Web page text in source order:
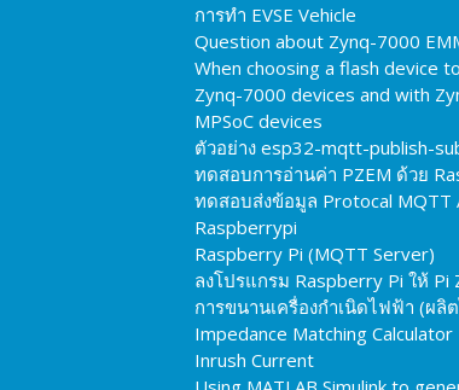
การทำ EVSE Vehicle
Question about Zynq-7000
When choosing a flash device
Zynq-7000 devices and with
MPSoC devices
ตัวอย่าง esp32-mqtt-publish-
ทดสอบการอ่านค่า PZEM ด้วย
ทดสอบส่งข้อมูล Protocal MQTT
Raspberrypi
Raspberry Pi (MQTT Server)
ลงโปรแกรม Raspberry Pi ให้ Pi
การขนานเครื่องกำเนิดไฟฟ้า (ผลิ
Impedance Matching Calculator
Inrush Current